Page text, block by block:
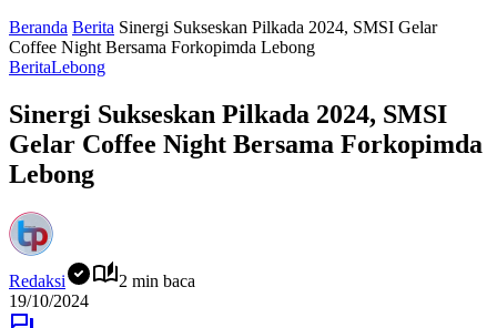
Beranda Berita Sinergi Sukseskan Pilkada 2024, SMSI Gelar
Coffee Night Bersama Forkopimda Lebong
BeritaLebong
Sinergi Sukseskan Pilkada 2024, SMSI
Gelar Coffee Night Bersama Forkopimda
Lebong
Redaksi
2 min baca
19/10/2024